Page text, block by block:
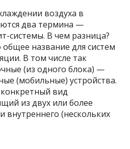
воздуха в
два термина —
системы. В чем разница?
общее название для систем
В том числе так
(из одного блока) —
(мобильные) устройства.
вид
из двух или более
внутреннего (нескольких